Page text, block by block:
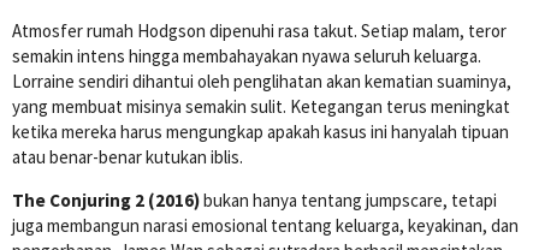
Atmosfer rumah Hodgson dipenuhi rasa takut. Setiap malam, teror
semakin intens hingga membahayakan nyawa seluruh keluarga.
Lorraine sendiri dihantui oleh penglihatan akan kematian suaminya,
yang membuat misinya semakin sulit. Ketegangan terus meningkat
ketika mereka harus mengungkap apakah kasus ini hanyalah tipuan
atau benar-benar kutukan iblis.
The Conjuring 2 (2016)bukan hanya tentang jumpscare, tetapi
juga membangun narasi emosional tentang keluarga, keyakinan, dan